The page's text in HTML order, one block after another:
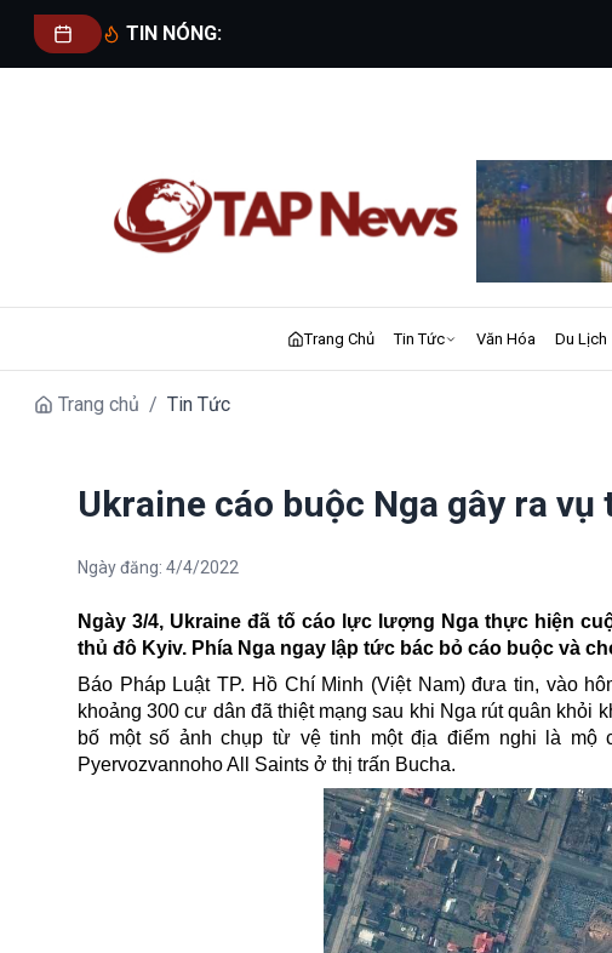
TIN NÓNG:
Trang Chủ Tin Tức Văn Hóa Du Lịch
Trang chủ / Tin Tức
Ukraine cáo buộc Nga gây ra
Ngày đăng: 4/4/2022
Ngày 3/4, Ukraine đã tố cáo lực lượng Nga thực hiện
thủ đô Kyiv. Phía Nga ngay lập tức bác bỏ cáo buộc và
Báo Pháp Luật TP. Hồ Chí Minh (Việt Nam) đưa tin, vào
khoảng 300 cư dân đã thiệt mạng sau khi Nga rút quân khỏi
bố một số ảnh chụp từ vệ tinh mộtđịa điểm nghi là mộ
Pyervozvannoho All Saints ở thị trấn Bucha.